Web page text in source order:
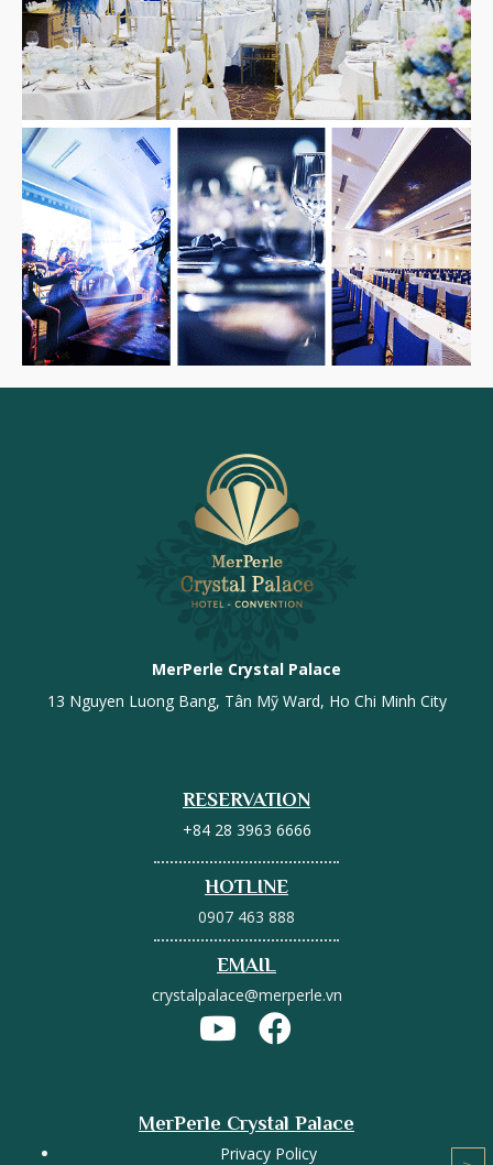
MerPerle Crystal Palace
13 Nguyen Luong Bang, Tân Mỹ Ward, Ho Chi Minh City
RESERVATION
+84 28 3963 6666
HOTLINE
0907 463 888
EMAIL
crystalpalace@merperle.vn
MerPerle Crystal Palace
Privacy Policy